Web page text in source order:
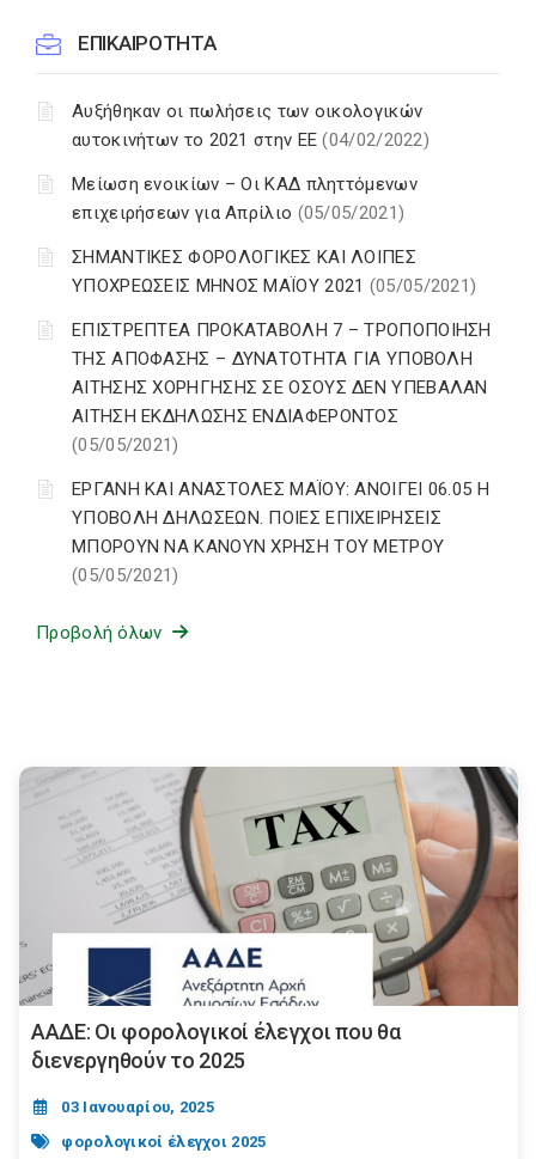
ΕΠΙΚΑΙΡΟΤΗΤΑ
Αυξήθηκαν οι πωλήσεις των οικολογικών
αυτοκινήτων το 2021 στην ΕΕ(04/02/2022)
Μείωση ενοικίων – Οι ΚΑΔ πληττόμενων
επιχειρήσεων για Απρίλιο (05/05/2021)
ΣΗΜΑΝΤΙΚΕΣ ΦΟΡΟΛΟΓΙΚΕΣ ΚΑΙ ΛΟΙΠΕΣ
ΥΠΟΧΡΕΩΣΕΙΣ ΜΗΝΟΣ ΜΑΪΟΥ 2021 (05/05/2021)
ΕΠΙΣΤΡΕΠΤΕΑ ΠΡΟΚΑΤΑΒΟΛΗ 7 – ΤΡΟΠΟΠΟΙΗΣΗ
ΤΗΣ ΑΠΟΦΑΣΗΣ – ΔΥΝΑΤΟΤΗΤΑ ΓΙΑ ΥΠΟΒΟΛΗ
ΑΙΤΗΣΗΣ ΧΟΡΗΓΗΣΗΣ ΣΕ ΟΣΟΥΣ ΔΕΝ ΥΠΕΒΑΛΑΝ
ΑΙΤΗΣΗ ΕΚΔΗΛΩΣΗΣ ΕΝΔΙΑΦΕΡΟΝΤΟΣ
(05/05/2021)
ΕΡΓΑΝΗ ΚΑΙ ΑΝΑΣΤΟΛΕΣ ΜΑΪΟΥ: ΑΝΟΙΓΕΙ 06.05 Η
ΥΠΟΒΟΛΗ ΔΗΛΩΣΕΩΝ. ΠΟΙΕΣ ΕΠΙΧΕΙΡΗΣΕΙΣ
ΜΠΟΡΟΥΝ ΝΑ ΚΑΝΟΥΝ ΧΡΗΣΗ ΤΟΥ ΜΕΤΡΟΥ
(05/05/2021)
Προβολή όλων
ΑΑΔΕ: Οι φορολογικοί έλεγχοι που θα
διενεργηθούν το 2025
03 Ιανουαρίου, 2025
φορολογικοί έλεγχοι 2025